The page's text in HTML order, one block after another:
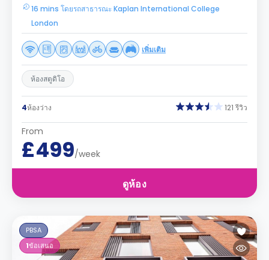
16 mins โดยรถสาธารณะ Kaplan International College
London
เพิ่มเติม
ห้องสตูดิโอ
4ห้องว่าง 121 รีวิว
From
£499/week
ดูห้อง
PBSA
1ข้อเสนอ